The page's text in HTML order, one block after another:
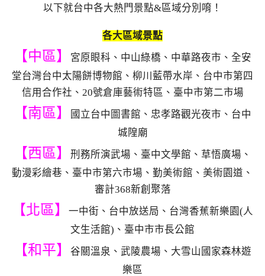
以下就台中各大熱門景點&區域分別唷！
各大區域景點
【中區】
宮原眼科、中山綠橋、中華路夜市、全安
堂台灣台中太陽餅博物館、柳川藍帶水岸、台中市第四
信用合作社、20號倉庫藝術特區、臺中市第二市場
【南區】
國立台中圖書館、忠孝路觀光夜市、台中
城隍廟
【西區】
刑務所演武場、臺中文學館、草悟廣場、
動漫彩繪巷、臺中市第六市場、勤美術館、美術園道、
審計368新創聚落
【北區】
一中街、台中放送局、台灣香蕉新樂園(人
文生活館)、臺中市市長公館
【和平】
谷關溫泉、武陵農場、大雪山國家森林遊
樂區